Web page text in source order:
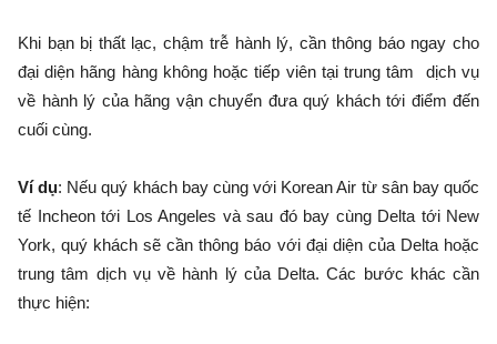
Khi bạn bị thất lạc, chậm trễ hành lý, cần thông báo ngay cho
đại diện hãng hàng không hoặc tiếp viên tại trung tâm dịch vụ
về hành lý của hãng vận chuyển đưa quý khách tới điểm đến
cuối cùng.
Ví dụ: Nếu quý khách bay cùng với Korean Air từ sân bay quốc
tế Incheon tới Los Angeles và sau đó bay cùng Delta tới New
York, quý khách sẽ cần thông báo với đại diện của Delta hoặc
trung tâm dịch vụ về hành lý của Delta. Các bước khác cần
thực hiện: